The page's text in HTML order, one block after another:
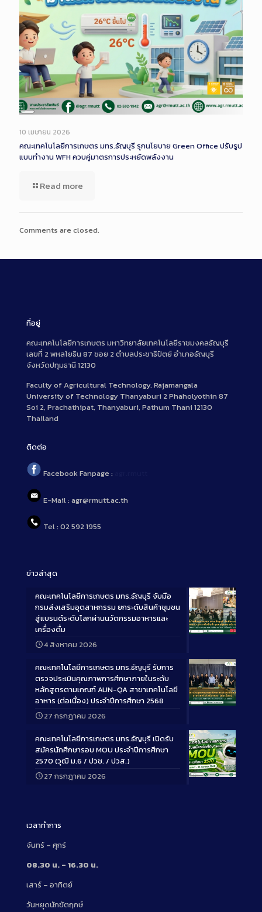
Long
Description
10 เมษายน 2026
คณะเทคโนโลยีการเกษตร มทร.ธัญบุรี รุกนโยบาย Green Office ปรับรูป
แบบทำงาน WFH ควบคู่มาตรการประหยัดพลังงาน
Read more
Comments are closed.
ที่อยู่
คณะเทคโนโลยีการเกษตร มหาวิทยาลัยเทคโนโลยีราชมงคลธัญบุรี
เลขที่ 2 พหลโยธิน 87 ซอย 2 ตำบลประชาธิปัตย์ อำเภอธัญบุรี
จังหวัดปทุมธานี 12130
Faculty of Agricultural Technology, Rajamangala
University of Technology Thanyaburi 2 Phaholyothin 87
Soi 2, Prachathipat, Thanyaburi, Pathum Thani 12130
Thailand
ติดต่อ
Facebook Fanpage :
E-Mail : agr@rmutt.ac.th
Tel : 02 592 1955
ข่าวล่าสุด
Long
คณะเทคโนโลยีการเกษตร มทร.ธัญบุรี จับมือ
กรมส่งเสริมอุตสาหกรรม ยกระดับสินค้าชุมชน
สู่แบรนด์ระดับโลกผ่านนวัตกรรมอาหารและ
เครื่องดื่ม
4 สิงหาคม 2026
Long
คณะเทคโนโลยีการเกษตร มทร.ธัญบุรี รับการ
ตรวจประเมินคุณภาพการศึกษาภายในระดับ
หลักสูตรตามเกณฑ์ AUN-QA สาขาเทคโนโลยี
อาหาร (ต่อเนื่อง) ประจำปีการศึกษา 2568
27 กรกฎาคม 2026
Long
คณะเทคโนโลยีการเกษตร มทร.ธัญบุรี เปิดรับ
สมัครนักศึกษารอบ MOU ประจำปีการศึกษา
2570 (วุฒิ ม.6 / ปวช. / ปวส.)
27 กรกฎาคม 2026
เวลาทำการ
จันทร์ – ศุกร์
08.30 น. – 16.30 น.
เสาร์ – อาทิตย์
วันหยุดนักขัตฤกษ์